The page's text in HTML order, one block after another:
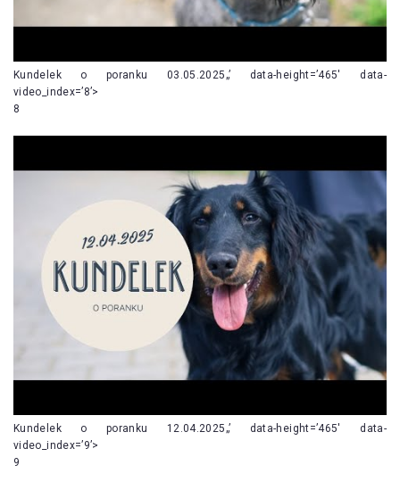
Kundelek o poranku 03.05.2025„’ data-height=’465′ data-
video_index=’8’>
8
Kundelek o poranku 12.04.2025„’ data-height=’465′ data-
video_index=’9’>
9